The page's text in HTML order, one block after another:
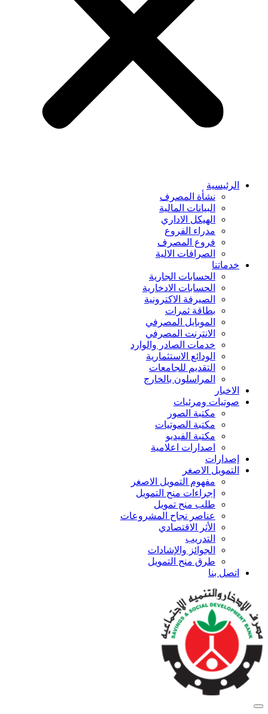
الرئيسية
نشأة المصرف
البيانات المالية
الهيكل الاداري
مدراء الفروع
فروع المصرف
الصرافات الالية
خدماتنا
الحسابات الجارية
الحسابات الادخارية
الصيرفة الاكترونية
بطاقة ثمرات
الموبايل المصرفي
الانترنت المصرفي
خدمات الصادر والوارد
الودائع الاستثمارية
التقديم للجامعات
المراسلون بالخارج
الاخبار
صوتيات ومرئيات
مكتبة الصور
مكتبة الصوتيات
مكتبة الفيديو
اصدارات اعلامية
إصدارات
التمويل الاصغر
مفهوم التمويل الاصغر
إجراءات منح التمويل
طلب منح تمويل
عناصر نجاح المشروعات
الأثر الاقتصادي
التدريب
الجوائز والإشادات
طرق منح التمويل
اتصل بنا